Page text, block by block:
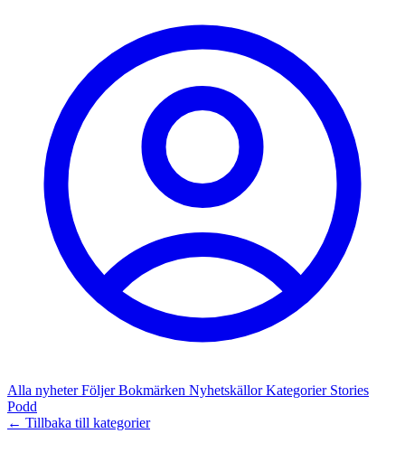
Alla nyheterFöljerBokmärken NyhetskällorKategorier Stories
Podd
← Tillbaka till kategorier